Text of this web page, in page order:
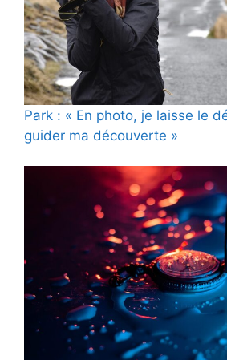
Park : « En photo, je laisse le
guider ma découverte »